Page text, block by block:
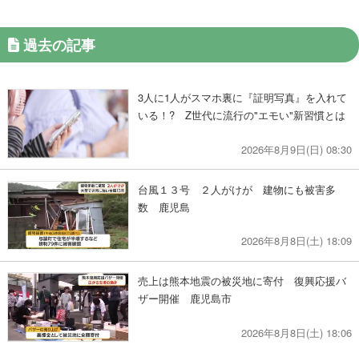
過去の記事
3人に1人がスマホ裏に『証明写真』を入れて
いる！? Z世代に流行の"エモい"新習慣とは
2026年8月9日(日) 08:30
台風１３号 ２人がけが 建物にも被害多
数 鹿児島
2026年8月8日(土) 18:09
売上は熊本地震の被災地に寄付 復興応援バ
ザー開催 鹿児島市
2026年8月8日(土) 18:06